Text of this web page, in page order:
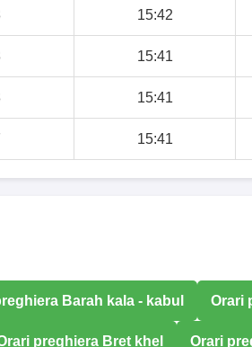
15:42
15:41
15:41
15:41
Barah kala - kabul Orari
preghiera Bret khel Orari